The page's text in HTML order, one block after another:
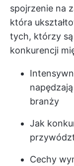
spojrzenie na
która
tych, którzy
konkurencji
branży
Jak
Cechy